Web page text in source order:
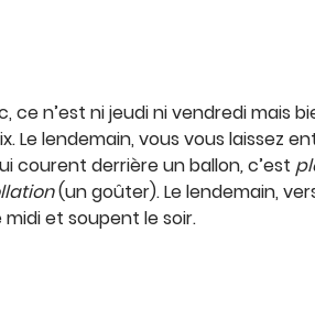
ce n’est ni jeudi ni vendredi mais
Le lendemain, vous vous laissez
courent derrière un ballon,c’est
(un goûter). Le lendemain,
et soupent le soir.